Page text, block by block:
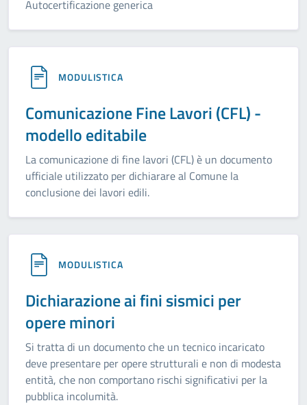
Autocertificazione generica
MODULISTICA
Comunicazione Fine Lavori (CFL) -
modello editabile
La comunicazione di fine lavori (CFL) è un documento
ufficiale utilizzato per dichiarare al Comune la
conclusione dei lavori edili.
MODULISTICA
Dichiarazione ai fini sismici per
opere minori
Si tratta di un documento che un tecnico incaricato
deve presentare per opere strutturali e non di modesta
entità, che non comportano rischi significativi per la
pubblica incolumità.